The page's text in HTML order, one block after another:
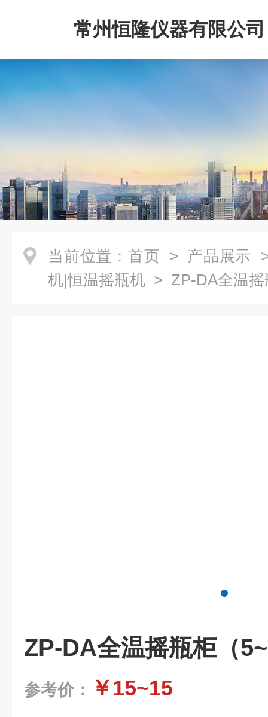
常州恒隆仪器有限公司
当前位置： 首页 > 产品展示
机|恒温摇瓶机 > ZP-DA全温摇
ZP-DA全温摇瓶柜（
参考价： ￥15~15